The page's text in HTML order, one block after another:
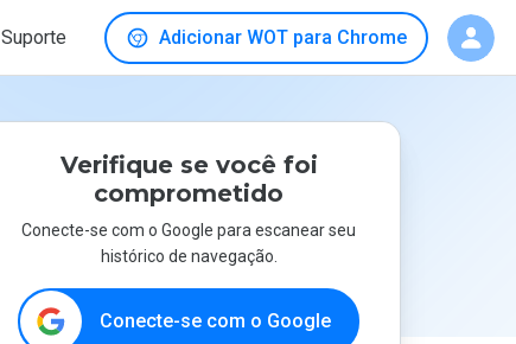
Suporte Adicionar WOT para Chrome
Verifique se você foi
comprometido
Conecte-se com o Google para escanear seu
histórico de navegação.
Conecte-se com o Google